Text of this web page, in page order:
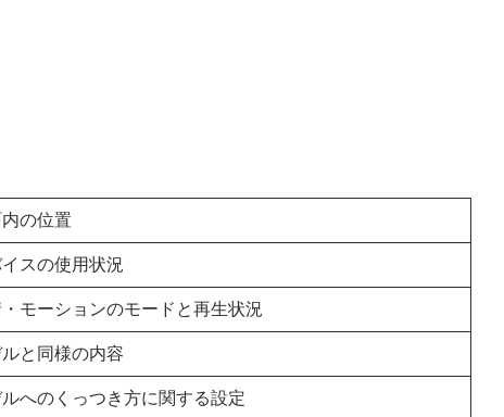
の位置
スの使用状況
モーションのモードと再生状況
と同様の内容
へのくっつき方に関する設定